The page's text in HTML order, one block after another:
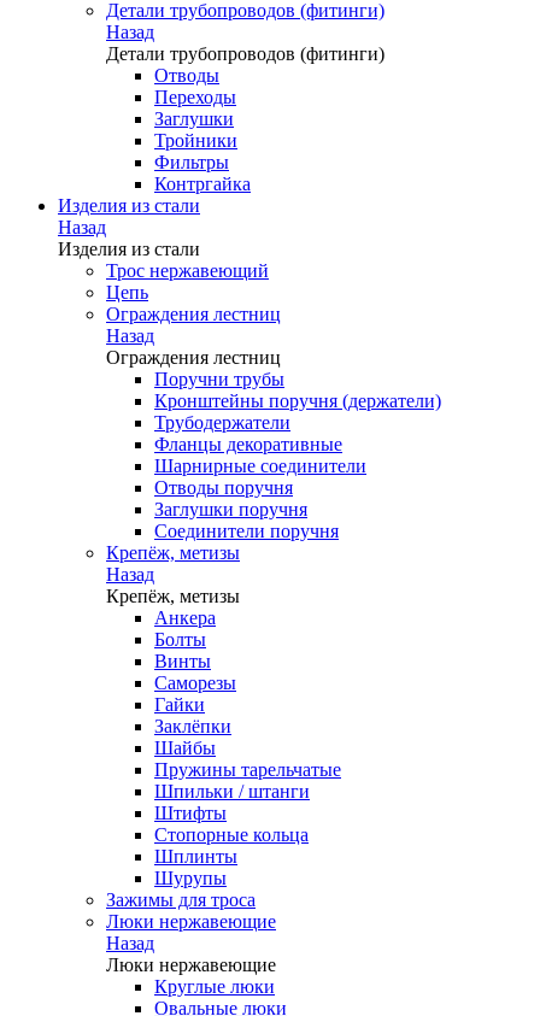
Детали трубопроводов (фитинги)
Назад
Детали трубопроводов (фитинги)
Отводы
Переходы
Заглушки
Тройники
Фильтры
Контргайка
Изделия из стали
Назад
Изделия из стали
Трос нержавеющий
Цепь
Ограждения лестниц
Назад
Ограждения лестниц
Поручни трубы
Кронштейны поручня (держатели)
Трубодержатели
Фланцы декоративные
Шарнирные соединители
Отводы поручня
Заглушки поручня
Соединители поручня
Крепёж, метизы
Назад
Крепёж, метизы
Анкера
Болты
Винты
Саморезы
Гайки
Заклёпки
Шайбы
Пружины тарельчатые
Шпильки / штанги
Штифты
Стопорные кольца
Шплинты
Шурупы
Зажимы для троса
Люки нержавеющие
Назад
Люки нержавеющие
Круглые люки
Овальные люки